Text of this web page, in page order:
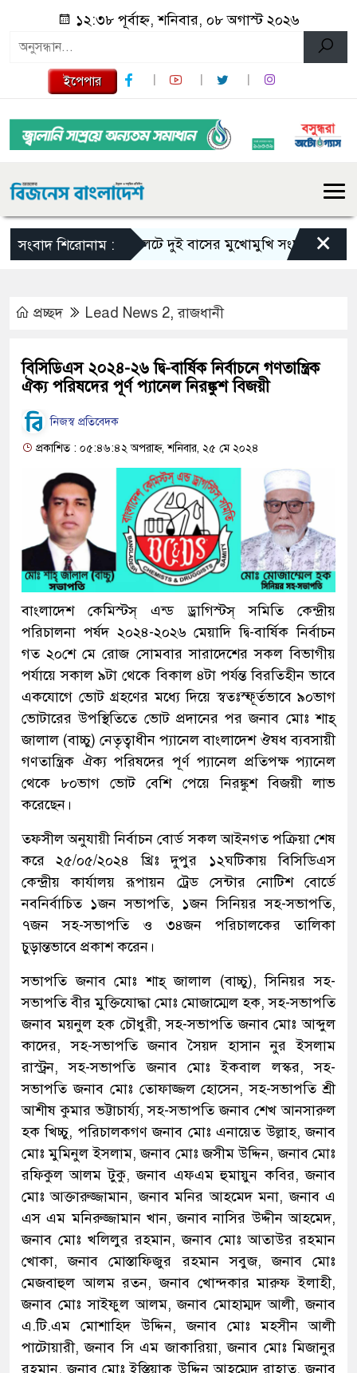
১২:৩৮ পূর্বাহ্ন, শনিবার, ০৮ অগাস্ট ২০২৬
ইপেপার
সংবাদ শিরোনাম :সিলেটে দুই বাসের মুখোমুখি সংঘর্ষে নিহত বেড়ে ৯
×
প্রচ্ছদ Lead News 2,রাজধানী
বিসিডিএস ২০২৪-২৬ দ্বি-বার্ষিক নির্বাচনে গণতান্ত্রিক
ঐক্য পরিষদের পূর্ণ প্যানেল নিরঙ্কুশ বিজয়ী
নিজস্ব প্রতিবেদক
প্রকাশিত : ০৫:৪৬:৪২ অপরাহ্ন, শনিবার, ২৫ মে ২০২৪
বাংলাদেশ কেমিস্টস্ এন্ড ড্রাগিস্টস্ সমিতি কেন্দ্রীয়
পরিচালনা পর্ষদ ২০২৪-২০২৬ মেয়াদি দ্বি-বার্ষিক নির্বাচন
গত ২০শে মে রোজ সোমবার সারাদেশের সকল বিভাগীয়
পর্যায়ে সকাল ৯টা থেকে বিকাল ৪টা পর্যন্ত বিরতিহীন ভাবে
একযোগে ভোট গ্রহণের মধ্যে দিয়ে স্বতঃস্ফূর্তভাবে ৯০ভাগ
ভোটারের উপস্থিতিতে ভোট প্রদানের পর জনাব মোঃ শাহ্
জালাল (বাচ্চু) নেতৃত্বাধীন প্যানেল বাংলাদেশ ঔষধ ব্যবসায়ী
গণতান্ত্রিক ঐক্য পরিষদের পূর্ণ প্যানেল প্রতিপক্ষ প্যানেল
থেকে ৮০ভাগ ভোট বেশি পেয়ে নিরঙ্কুশ বিজয়ী লাভ
করেছেন।
তফসীল অনুযায়ী নির্বাচন বোর্ড সকল আইনগত পক্রিয়া শেষ
করে ২৫/০৫/২০২৪ খ্রিঃ দুপুর ১২ঘটিকায় বিসিডিএস
কেন্দ্রীয় কার্যালয় রূপায়ন ট্রেড সেন্টার নোটিশ বোর্ডে
নবনির্বাচিত ১জন সভাপতি, ১জন সিনিয়র সহ-সভাপতি,
৭জন সহ-সভাপতি ও ৩৪জন পরিচালকের তালিকা
চুড়ান্তভাবে প্রকাশ করেন।
সভাপতি জনাব মোঃ শাহ্ জালাল (বাচ্চু), সিনিয়র সহ-
সভাপতি বীর মুক্তিযোদ্ধা মোঃ মোজাম্মেল হক, সহ-সভাপতি
জনাব ময়নুল হক চৌধুরী, সহ-সভাপতি জনাব মোঃ আব্দুল
কাদের, সহ-সভাপতি জনাব সৈয়দ হাসান নুর ইসলাম
রাস্ট্রন, সহ-সভাপতি জনাব মোঃ ইকবাল লস্কর, সহ-
সভাপতি জনাব মোঃ তোফাজ্জল হোসেন, সহ-সভাপতি শ্রী
আশীষ কুমার ভট্টাচার্য্য, সহ-সভাপতি জনাব শেখ আনসারুল
হক খিচ্চু, পরিচালকগণ জনাব মোঃ এনায়েত উল্লাহ, জনাব
মোঃ মুমিনুল ইসলাম, জনাব মোঃ জসীম উদ্দিন, জনাব মোঃ
রফিকুল আলম টুকু, জনাব এফএম হুমায়ুন কবির, জনাব
মোঃ আক্তারুজ্জামান, জনাব মনির আহমেদ মনা, জনাব এ
এস এম মনিরুজ্জামান খান, জনাব নাসির উদ্দীন আহমেদ,
জনাব মোঃ খলিলুর রহমান, জনাব মোঃ আতাউর রহমান
খোকা, জনাব মোস্তাফিজুর রহমান সবুজ, জনাব মোঃ
মেজবাহুল আলম রতন, জনাব খোন্দকার মারুফ ইলাহী,
জনাব মোঃ সাইফুল আলম, জনাব মোহাম্মদ আলী, জনাব
এ.টি.এম মোশাহিদ উদ্দিন, জনাব মোঃ মহসীন আলী
পাটোয়ারী, জনাব সি এম জাকারিয়া, জনাব মোঃ মিজানুর
রহমান, জনাব মোঃ ইস্তিয়াক উদ্দিন আহম্মেদ রাহাত, জনাব